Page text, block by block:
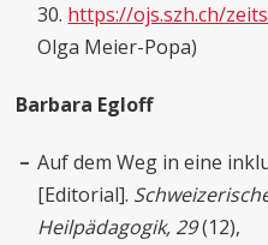
30. https://ojs.szh.ch/
Olga Meier-Popa)
Barbara Egloff
Auf dem Weg in eine
[Editorial].
Heilpädagogik, 29(12),